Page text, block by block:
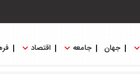
جهان جامعه اقتصاد